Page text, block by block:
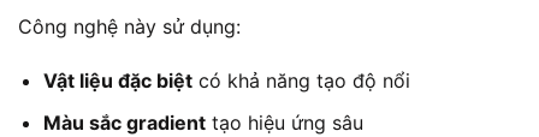
Công nghệ này sử dụng:
Vật liệu đặc biệtcó khả năng tạo độ nổi
Màu sắc gradienttạo hiệu ứng sâu